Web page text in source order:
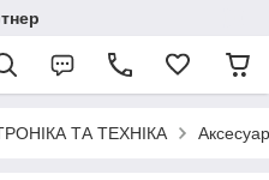
ТА ТЕХНІКА